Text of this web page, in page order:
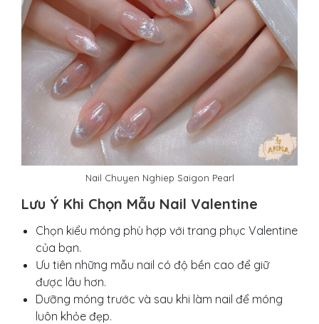
Nail Chuyen Nghiep Saigon Pearl
Lưu Ý Khi Chọn Mẫu Nail Valentine
Chọn kiểu móng phù hợp với trang phục Valentine
của bạn.
Ưu tiên những mẫu nail có độ bền cao để giữ
được lâu hơn.
Dưỡng móng trước và sau khi làm nail để móng
luôn khỏe đẹp.